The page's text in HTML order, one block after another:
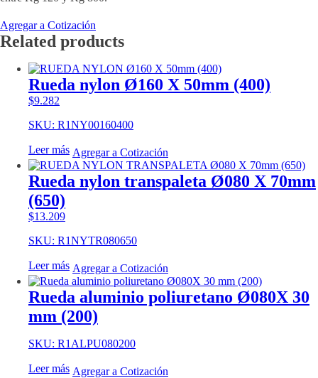
Agregar a Cotización
Related products
Rueda nylon Ø160 X 50mm (400)
$9.282
SKU: R1NY00160400
Leer más Agregar a Cotización
Rueda nylon transpaleta Ø080 X 70mm
(650)
$13.209
SKU: R1NYTR080650
Leer más Agregar a Cotización
Rueda aluminio poliuretano Ø080X 30
mm (200)
SKU: R1ALPU080200
Leer más Agregar a Cotización